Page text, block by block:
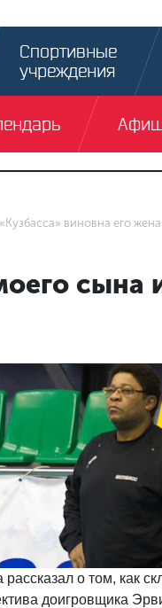
Спортивные
учреждения
виновна его
сына
о том, как
доигровщика